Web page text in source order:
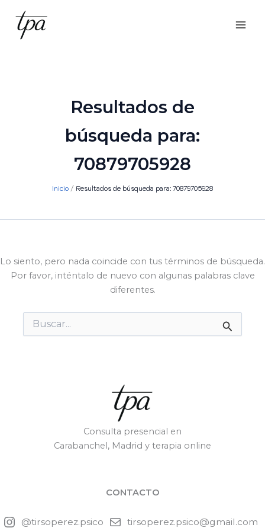
contenido
Resultados de
búsqueda para:
70879705928
Inicio Resultados de búsqueda para: 70879705928
Lo siento, pero nada coincide con tus términos de búsqueda.
Por favor, inténtalo de nuevo con algunas palabras clave
diferentes.
Buscar
por:
Consulta presencial en
Carabanchel, Madrid y terapia online
CONTACTO
@tirsoperez.psico tirsoperez.psico@gmail.com